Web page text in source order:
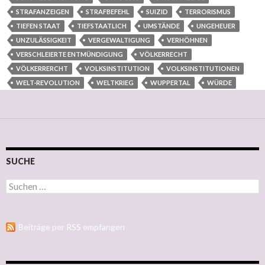
STRAFANZEIGEN
STRAFBEFEHL SUIZID
TERRORISMUS
TIEFEN STAAT
TIEFSTAATLICH UMSTÄNDE
UNGEHEUER
UNZULÄSSIGKEIT
VERGEWALTIGUNG
VERHÖHNEN
VERSCHLEIERTE ENTMÜNDIGUNG
VÖLKERRECHT
VÖLKERRERCHT
VOLKSINSTITUTION
VOLKSINSTITUTIONEN
WELT-REVOLUTION
WELTKRIEG WUPPERTAL WÜRDE
SUCHE
Suchen nach:
Beiträge per RSS empfangen